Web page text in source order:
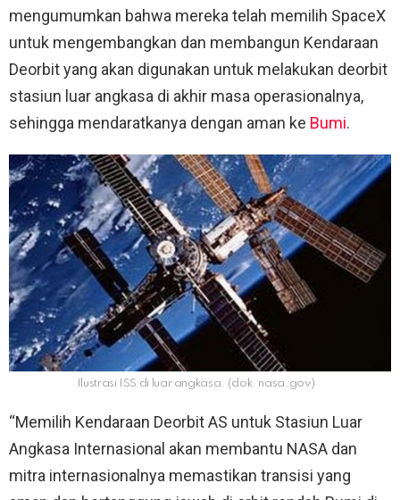
mengumumkan bahwa mereka telah memilih SpaceX
untuk mengembangkan dan membangun Kendaraan
Deorbit yang akan digunakan untuk melakukan deorbit
stasiun luar angkasa di akhir masa operasionalnya,
sehingga mendaratkanya dengan aman ke Bumi.
Ilustrasi ISS di luar angkasa. (dok. nasa.gov)
“Memilih Kendaraan Deorbit AS untuk Stasiun Luar
Angkasa Internasional akan membantu NASA dan
mitra internasionalnya memastikan transisi yang